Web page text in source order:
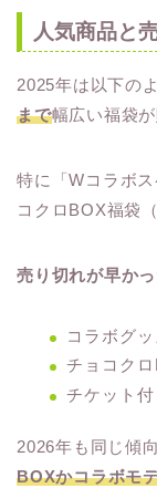
人気商品と
2025年は以下の
まで幅広い福袋
特に「Wコラボ
コクロBOX福袋
売り切れが早か
コラボグ
チョコク
チケット付
2026年も同じ傾
BOXかコラボモ